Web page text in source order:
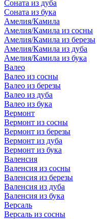
Соната из дуба
Соната из бука
Амелия/Камила
Амелия/Камила из сосны
Амелия/Камила из березы
Амелия/Камила из дуба
Амелия/Камила из бука
Валео
Валео из сосны
Валео из березы
Валео из дуба
Валео из бука
Вермонт
Вермонт из сосны
Вермонт из березы
Вермонт из дуба
Вермонт из бука
Валенсия
Валенсия из сосны
Валенсия из березы
Валенсия из дуба
Валенсия из бука
Версаль
Версаль из сосны